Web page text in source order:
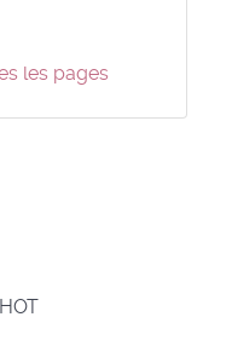
les pages
HOT